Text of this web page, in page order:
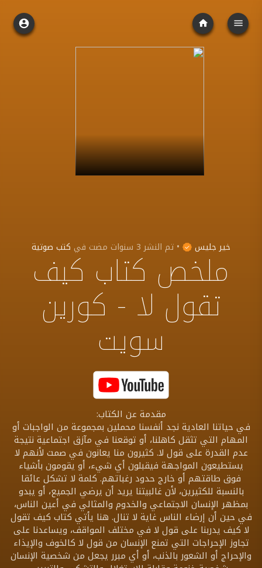
خير جليس • تم النشر3 سنوات مضت في كتب صوتية
ملخص كتاب كيف
تقول لا - كورين
سويت
مقدمة عن الكتاب:
في حياتنا العادية نجد أنفسنا محملين بمجموعة من الواجبات أو
المهام التي تثقل كاهلنا، أو توقعنا في مآزق اجتماعية نتيجة
عدم القدرة على قول لا. كثيرون منا يعانون في صمت لأنهم لا
يستطيعون المواجهة فيقبلون أي شيء، أو يقومون بأشياء
فوق طاقتهم أو خارج حدود رغباتهم. كلمة لا تشكل عائقا
بالنسبة للكثيرين، لأن غالبيتنا يريد أن يرضي الجميع، أو يبدو
بمظهر الإنسان الاجتماعي والخدوم والمثالي في أعين الناس،
في حين أن إرضاء الناس غاية لا تنال. هنا يأتي كتاب كيف تقول
لا كيف يدربنا على قول لا في مختلف المواقف، ويساعدنا على
تجاوز الإحراجات التي تمنع الإنسان من قول لا كالخوف والإيذاء
والإحراج أو الشعور بالذنب، أو أي مبرر يجعل من شخصية الإنسان